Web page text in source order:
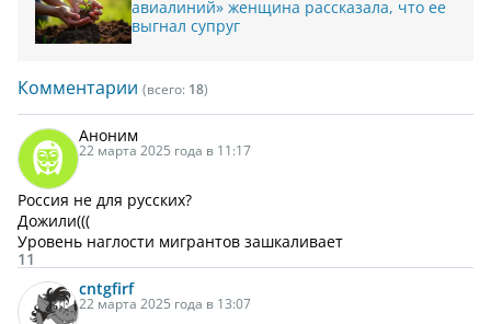
авиалиний» женщина рассказала, что ее
выгнал супруг
Комментарии (всего: 18)
Аноним
22 марта 2025 года в 11:17
Россия не для русских?
Дожили(((
Уровень наглости мигрантов зашкаливает
11
cntgfirf
22 марта 2025 года в 13:07